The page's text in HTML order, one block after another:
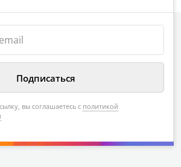
вы соглашаетесь с политикой